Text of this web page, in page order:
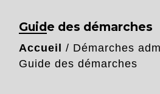
Guide des démarches
Accueil / Démarches
Guide des démarches